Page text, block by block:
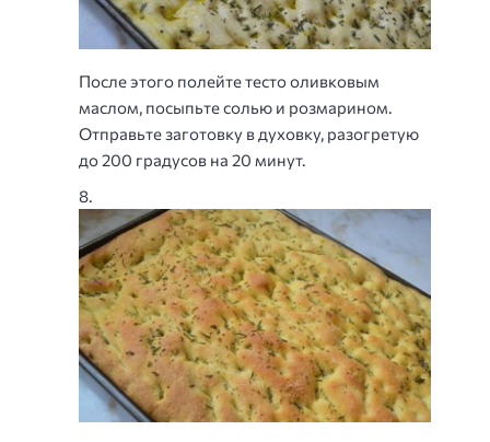
После этого полейте тесто оливковым
маслом, посыпьте солью и розмарином.
Отправьте заготовку в духовку, разогретую
до 200 градусов на 20 минут.